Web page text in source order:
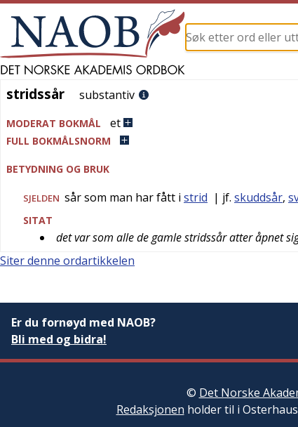
stridssår
stridssår substantiv
MODERAT BOKMÅL et
FULL BOKMÅLSNORM
BETYDNING OG BRUK
SJELDEN sår som man har fått i strid | jf. skuddsår,
SITAT
det var som alle de gamle stridssår atter åpnet
Siter denne ordartikkelen
Er du fornøyd med NAOB?
Bli med og bidra!
© Det Norske
Redaksjonen holder til i